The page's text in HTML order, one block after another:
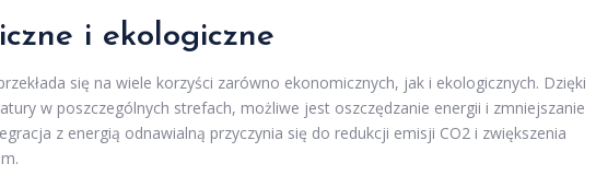
i ekologiczne
się na wiele korzyści zarówno ekonomicznych, jak i ekologicznych. Dzięki
w poszczególnych strefach, możliwe jest oszczędzanie energii i zmniejszanie
z energią odnawialną przyczynia się do redukcji emisji CO2 i zwiększenia